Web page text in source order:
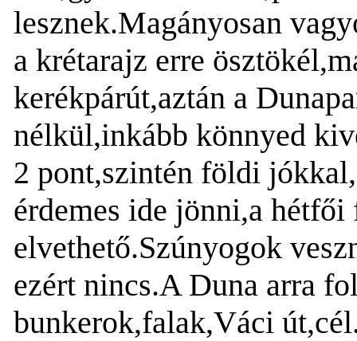
lesznek.Magányosan
a krétarajz erre
kerékpárút,aztán a
nélkül,inkább könnyed
2 pont,szintén földi
érdemes ide jönni,a hétfői
elvethető.Szúnyogok
ezért nincs.A Duna arra
bunkerok,falak,Váci